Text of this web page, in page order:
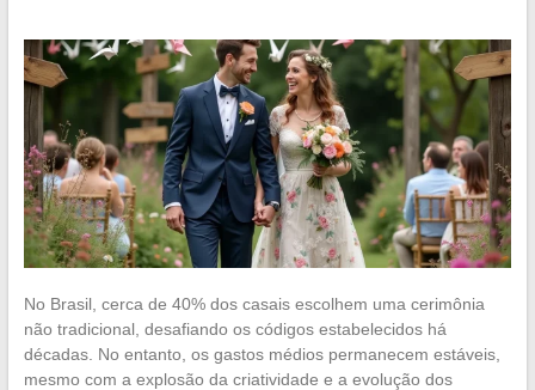
No Brasil, cerca de 40% dos casais escolhem uma cerimônia
não tradicional, desafiando os códigos estabelecidos há
décadas. No entanto, os gastos médios permanecem estáveis,
mesmo com a explosão da criatividade e a evolução dos